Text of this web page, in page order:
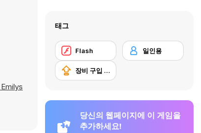
태그
Flash 일인용
장비 구입 업그레이드
당신의 웹페이지에 이 게임을
추가하세요!